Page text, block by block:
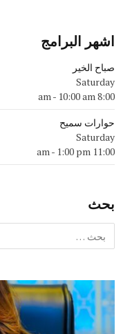
اشهر البرامج
صباح الخير
Saturday
8:00 am
- 10:00 am
حوارات سميح
Saturday
11:00 am
- 1:00 pm
بحث